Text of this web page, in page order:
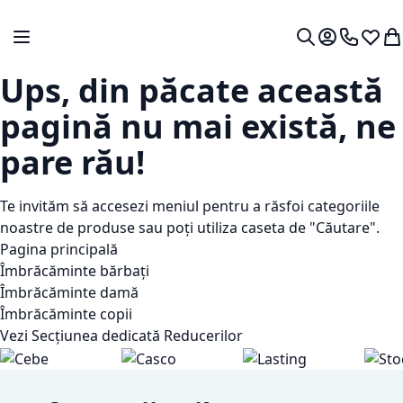
Comutare în navigare
Contul meu.
0724 766
Lista
Ups, din păcate această
pagină nu mai există, ne
pare rău!
Te invităm să accesezi meniul pentru a răsfoi categoriile
noastre de produse sau poți utiliza caseta de "Căutare".
Pagina principală
Îmbrăcăminte bărbați
Îmbrăcăminte damă
Îmbrăcăminte copii
Vezi Secțiunea dedicată Reducerilor